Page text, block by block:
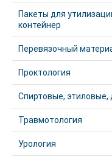
Пакеты для
контейнер
Перевязочный
Проктология
Спиртовые,
Травмотология
Урология